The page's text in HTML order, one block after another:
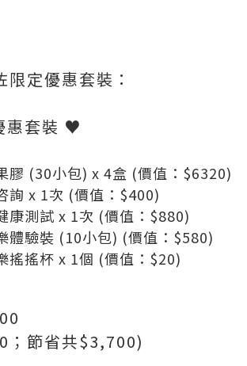
定優惠套裝：
惠套裝 ♥
膠 (30小包) x 4盒 (價值：$6320)
詢 x 1次 (價值：$400)
康測試 x 1次 (價值：$880)
體驗裝 (10小包) (價值：$580)
搖搖杯 x 1個 (價值：$20)
；節省共$3,700)